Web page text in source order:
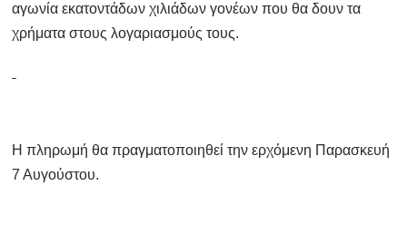
αγωνία εκατοντάδων χιλιάδων γονέων που θα δουν τα
χρήματα στους λογαριασμούς τους.
Η πληρωμή θα πραγματοποιηθεί την ερχόμενη Παρασκευή
7 Αυγούστου.